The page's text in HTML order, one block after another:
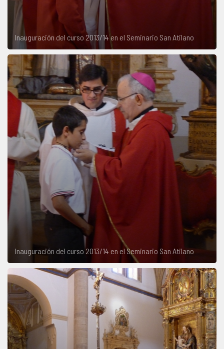
Inauguración del curso 2013/14 en el Seminario San Atilano
Inauguración del curso 2013/14 en el Seminario San Atilano